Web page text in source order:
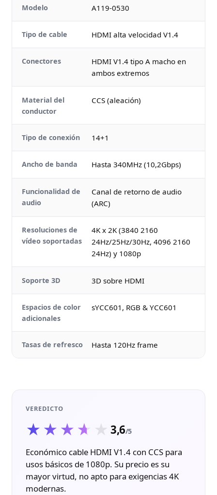
Modelo A119-0530
Tipo de cable HDMI alta velocidad V1.4
Conectores
HDMI V1.4 tipo A macho en
ambos extremos
Material del
conductor
CCS (aleación)
Tipo de conexión 14+1
Ancho de banda Hasta 340MHz (10,2Gbps)
Funcionalidad de
audio
Canal de retorno de audio
(ARC)
Resoluciones de
vídeo soportadas
4K x 2K (3840 2160
24Hz/25Hz/30Hz, 4096 2160
24Hz) y 1080p
Soporte 3D 3D sobre HDMI
Espacios de color
adicionales
sYCC601, RGB & YCC601
Tasas de refresco Hasta 120Hz frame
VEREDICTO
★★★★★
★★★★★3,6/5
Económico cable HDMI V1.4 con CCS para
usos básicos de 1080p. Su precio es su
mayor virtud, no apto para exigencias 4K
modernas.